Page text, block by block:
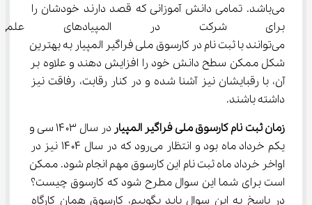
می‌باشد. تمامی دانش آموزانی که قصد دارند خودشان را
برای شرکت در المپیادهای
می‌توانند با ثبت نام در کارسوق ملی فراگیر المپیار به بهترین
شکل ممکن سطح دانش خود را افزایش دهند و علاوه بر
آن، با رقبایشان نیز آشنا شده و در کنار رقابت، رفاقت نیز
داشته باشند.
زمان ثبت نام کارسوق ملی فراگیر المپیار
در سال ۱۴۰۳ سی و
یکم خرداد ماه بود و انتظار می‌رود که در سال ۱۴۰۴ نیز در
اواخر خرداد ماه ثبت نام این کارسوق مهم انجام شود. ممکن
است برای شما این سوال مطرح شود که کارسوق چیست؟
در پاسخ به این سوال باید بگوییم، کارسوق همان کارگاه